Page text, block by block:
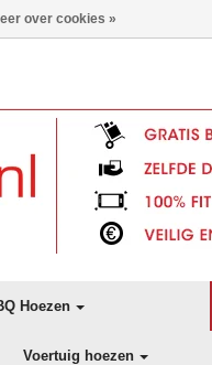
Hoezen
Voertuig hoezen
over cookies »